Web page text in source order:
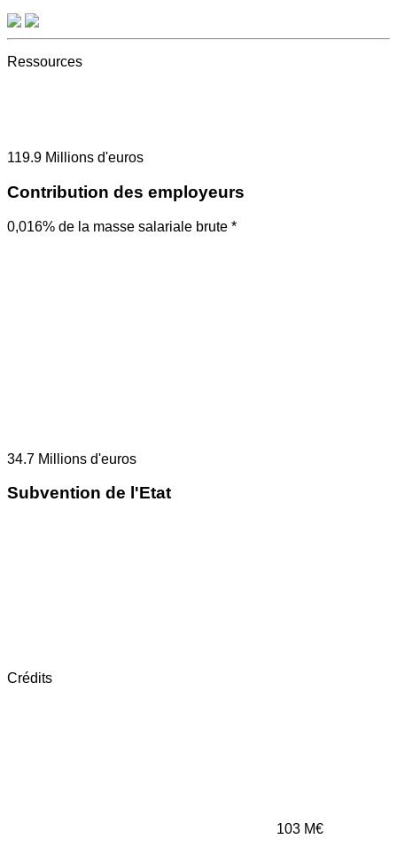
Ressources
119.9 Millions d'euros
Contribution des employeurs
0,016% de la masse salariale brute *
34.7 Millions d'euros
Subvention de l'Etat
Crédits
103 M€